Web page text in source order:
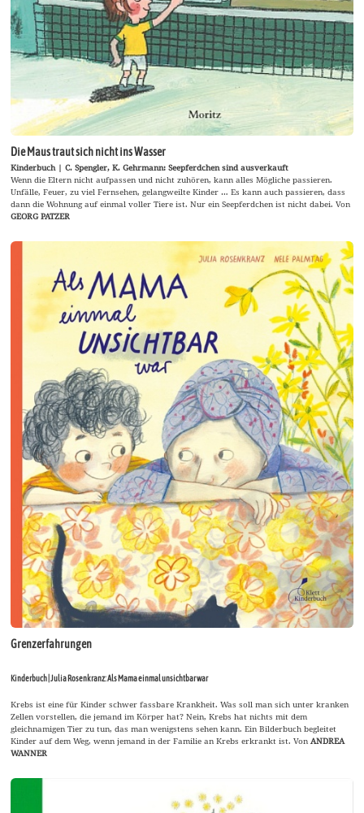
Die Maus traut sich nicht ins Wasser
Kinderbuch | C. Spengler, K. Gehrmann: Seepferdchen sind ausverkauft
Wenn die Eltern nicht aufpassen und nicht zuhören, kann alles Mögliche passieren.
Unfälle, Feuer, zu viel Fernsehen, gelangweilte Kinder … Es kann auch passieren, dass
dann die Wohnung auf einmal voller Tiere ist. Nur ein Seepferdchen ist nicht dabei. Von
GEORG PATZER
Grenzerfahrungen
Kinderbuch | Julia Rosenkranz: Als Mama einmal unsichtbar war
Krebs ist eine für Kinder schwer fassbare Krankheit. Was soll man sich unter kranken
Zellen vorstellen, die jemand im Körper hat? Nein, Krebs hat nichts mit dem
gleichnamigen Tier zu tun, das man wenigstens sehen kann. Ein Bilderbuch begleitet
Kinder auf dem Weg, wenn jemand in der Familie an Krebs erkrankt ist. VonANDREA
WANNER